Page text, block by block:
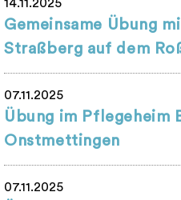
14.11.2025
Gemeinsame Übung
Straßberg auf dem
07.11.2025
Übung im Pflegeheim
Onstmettingen
07.11.2025